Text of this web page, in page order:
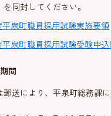
同封してください。
泉町職員採用試験実施要領
泉町職員採用試験受験申込
間
郵送により、平泉町総務課